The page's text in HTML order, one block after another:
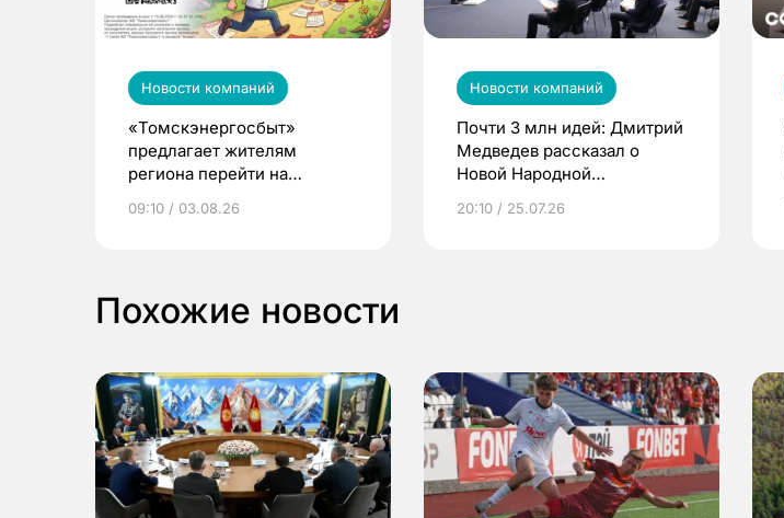
Новости компаний
«Томскэнергосбыт»
предлагает жителям
региона перейти на
выиграть призы
09:10 / 03.08.26
Новости компаний
Почти 3 млн идей: Дмитрий
Медведев рассказал о
Новой Народной
20:10 / 25.07.26
Похожие новости